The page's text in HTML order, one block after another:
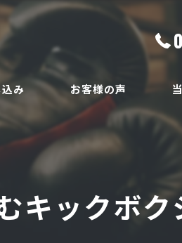
み お客様の声
ダ
ボ
キックボ